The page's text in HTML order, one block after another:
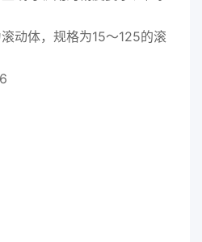
动体，规格为15～125的滚